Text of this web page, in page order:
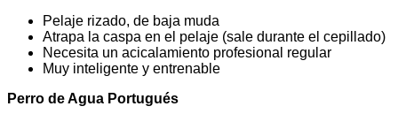
Pelaje rizado, de baja muda
Atrapa la caspa en el pelaje (sale durante el cepillado)
Necesita un acicalamiento profesional regular
Muy inteligente y entrenable
Perro de Agua Portugués